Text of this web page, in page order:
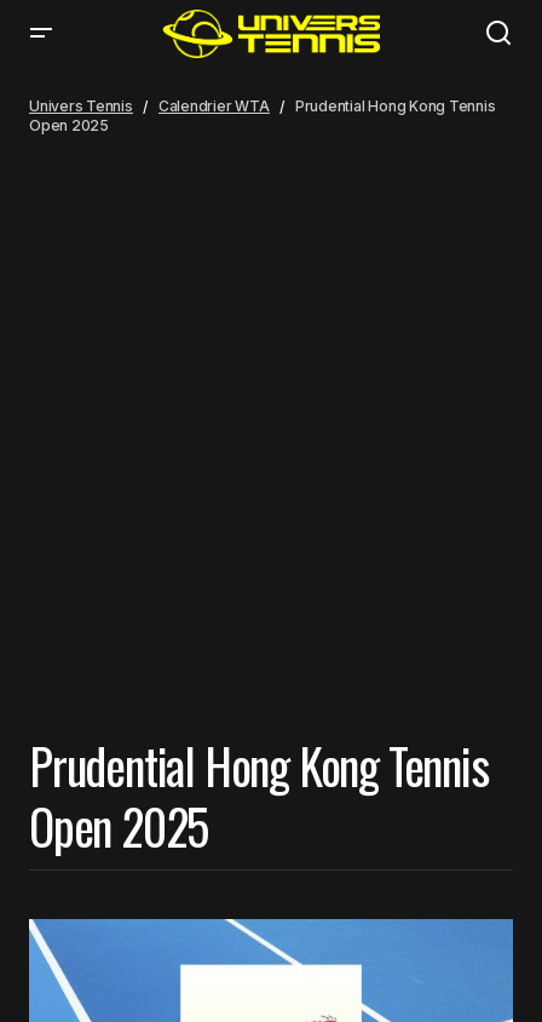
Univers Tennis Calendrier WTA
Prudential Hong Kong Tennis
Open 2025
Prudential Hong Kong Tennis
Open 2025